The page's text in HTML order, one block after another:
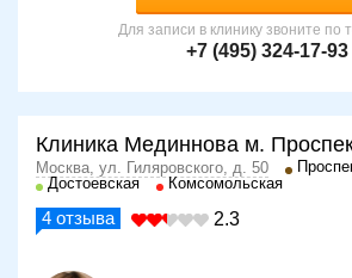
Для записи в клинику звоните по
+7 (495) 324-17-93
Клиника Мединнова м.
Москва, ул. Гиляровского, д. 50
Достоевская
Комсомольская
4 отзыва 2.3